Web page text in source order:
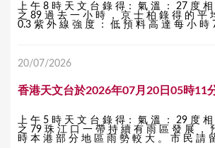
上 午 8 時 天 文 台 錄 得： 氣 溫 ： 27 度
之 89 過 去 一 小 時 ， 京 士 柏 錄 得 的 平
0.3 紫 外 線 強 度 ： 低 預 料 高 達 每 小 時
20/07/2026
香港天文台於2026年07月20日05時11
上 午 5 時 天 文 台 錄 得： 氣 溫 ： 29 度
之 79 珠 江 口 一 帶 持 續 有 雨 區 發 展 ，
時 本 港 部 分 地 區 雨 勢 較 大 。 市 民 請